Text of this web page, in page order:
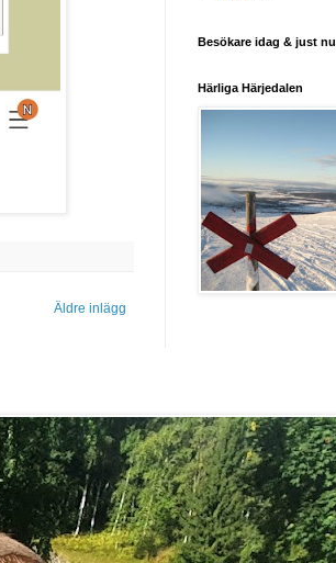
Äldre inlägg
Besökare idag & just nu
Härliga Härjedalen